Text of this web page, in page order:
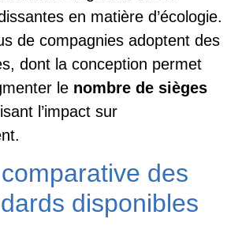
en matière d’écologie.
de compagnies adoptent des
dont la conception permet
le nombre de sièges
l’impact sur
des
disponibles